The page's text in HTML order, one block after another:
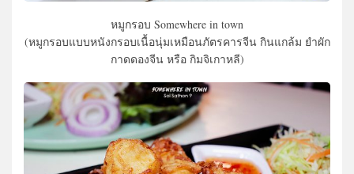
หมูกรอบ Somewhere in town
(หมูกรอบแบบหนังกรอบเนื้อนุ่มเหมือนภัตรคารจีน กินแกล้ม ยำผัก
กาดดองจีน หรือ กิมจิเกาหลี)